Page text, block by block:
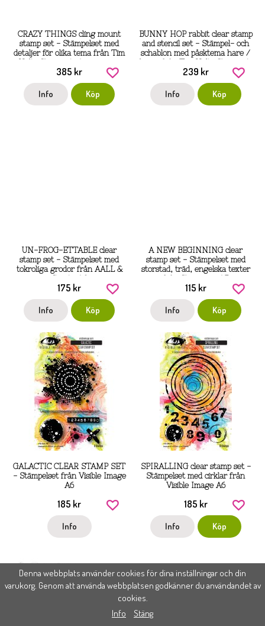
CRAZY THINGS cling mount
stamp set - Stämpelset med
detaljer för olika tema från Tim
Holtz Stamper's Anonymous
385 kr
Info Köp
BUNNY HOP rabbit clear stamp
and stencil set - Stämpel- och
schablon med påsktema hare /
kanin från Tim Holtz Stamper's
Anonymou
239 kr
Info Köp
UN-FROG-ETTABLE clear
stamp set - Stämpelset med
tokroliga grodor från AALL &
Create A6
175 kr
Info Köp
A NEW BEGINNING clear
stamp set - Stämpelset med
storstad, träd, engelska texter
från Stamperia A5
115 kr
Info Köp
GALACTIC CLEAR STAMP SET
- Stämpelset från Visible Image
A6
185 kr
Info
SPIRALLING clear stamp set -
Stämpelset med cirklar från
Visible Image A6
185 kr
Info Köp
Denna webbplats använder cookies för dina inställningar och din
varukorg. Genom att använda webbplatsen godkänner du användandet av
cookies.
Info
Stäng